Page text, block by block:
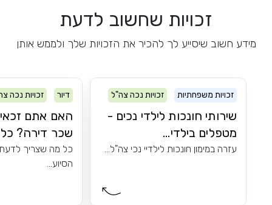
זכויות שחשוב לדעת
מידע חשוב שיסייע לך להכיר את הזכויות שלך ולממש אותן
זכויות משפחתיות זכויות נכה צה"ל
שירותי חונכות לילדי נכים -
מטפלים בילדי...
עזרה במימון חונכות לילדיי נכי צה"ל...
דיור זכויות נכה
האם אתם
שכר דירה?
כל מה שצריך
הסיוע...